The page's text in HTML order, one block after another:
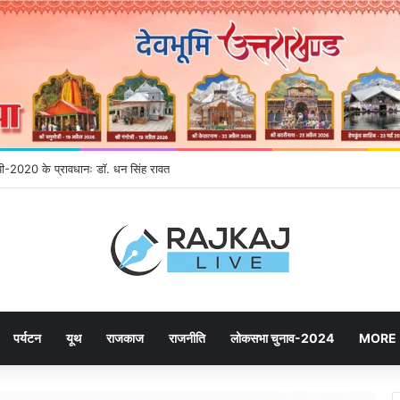
2020 के प्रावधानः डाॅ. धन सिंह रावत
पर्यटन यूथ राजकाज राजनीति लोकसभा चुनाव-2024 MORE